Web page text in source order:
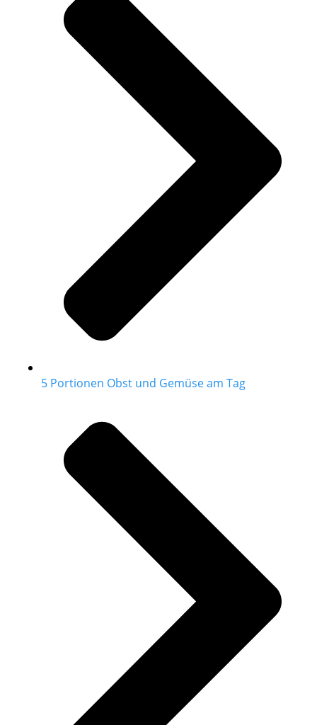
5 Portionen Obst und Gemüse am Tag